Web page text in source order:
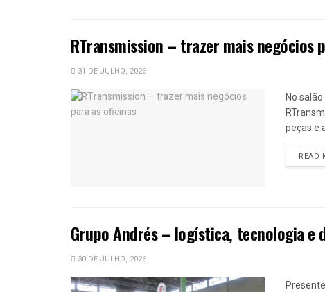
RTransmission – trazer mais negócios
31 DE JULHO, 2026
No
peças e
READ
Grupo Andrés – logística, tecnologia e
30 DE JULHO, 2026